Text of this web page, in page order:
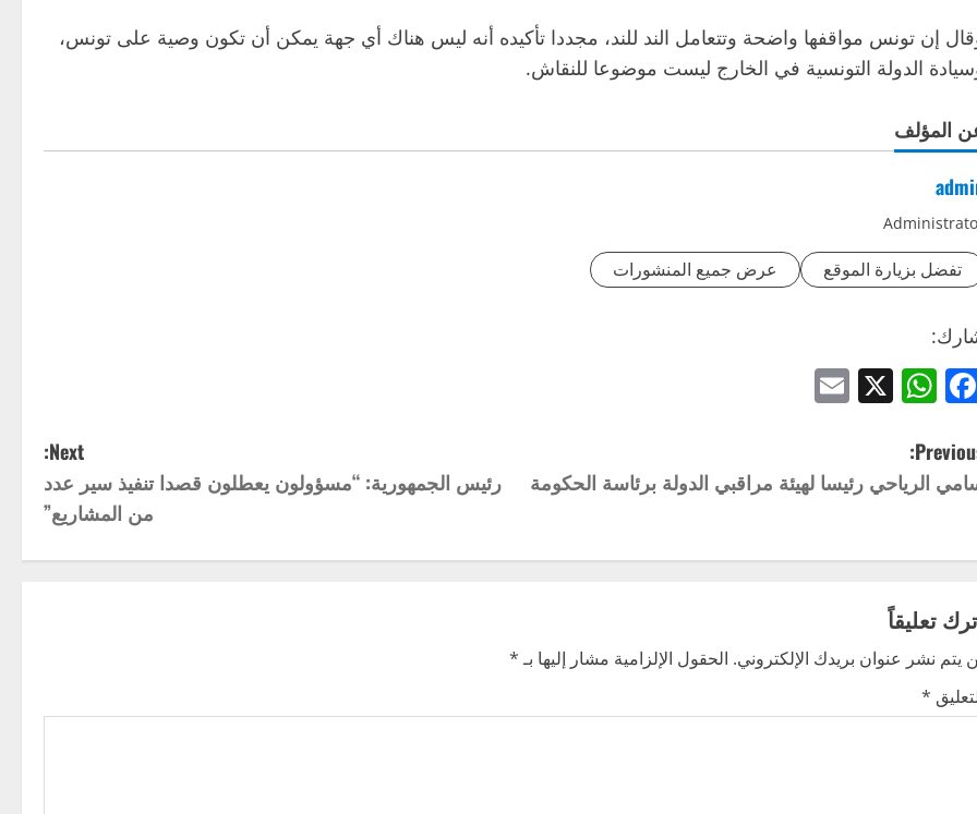
إن تونس مواقفها واضحة وتتعامل الند للند، مجددا تأكيده أنه ليس هناك أي جهة يمكن أن تكون وصية على تونس،
الدولة التونسية في الخارج ليست موضوعا للنقاش.
المؤلف
تفضل بزيارة الموقع عرض جميع المنشورات
Facebook
WhatsApp
X
الرياحي رئيسا لهيئة مراقبي الدولة برئاسة الحكومة
Next:
رئيس الجمهورية: “مسؤولون يعطلون قصدا تنفيذ سير عدد
من المشاريع”
تعليقاً
يتم نشر عنوان بريدك الإلكتروني. الحقول الإلزامية مشار إليها بـ*
*